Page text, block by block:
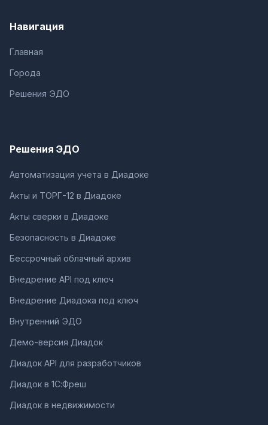
Навигация
Главная
Города
Решения ЭДО
Решения ЭДО
Автоматизация учета в Диадоке
Акты и ТОРГ-12 в Диадоке
Акты сверки в Диадоке
Безопасность в Диадоке
Бессрочный облачный архив
Внедрение API под ключ
Внедрение Диадока под ключ
Внутренний ЭДО
Демо-версия Диадок
Диадок API для разработчиков
Диадок в 1С:Фреш
Диадок в недвижимости